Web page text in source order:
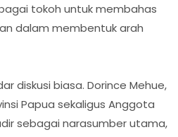
tokoh untuk membahas
dalam membentuk arah
diskusi biasa. Dorince Mehue,
Papua sekaligus Anggota
sebagai narasumber utama,